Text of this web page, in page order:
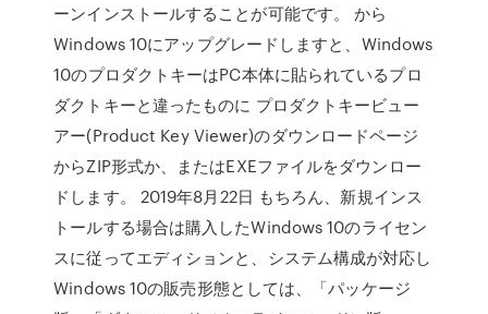
ーンインストールすることが可能です。 から
Windows 10にアップグレードしますと、Windows
10のプロダクトキーはPC本体に貼られているプロ
ダクトキーと違ったものに プロダクトキービュー
アー(Product Key Viewer)のダウンロードページ
からZIP形式か、またはEXEファイルをダウンロー
ドします。 2019年8月22日 もちろん、新規インス
トールする場合は購入したWindows 10のライセン
スに従ってエディションと、システム構成が対応し
Windows 10の販売形態としては、「パッケージ